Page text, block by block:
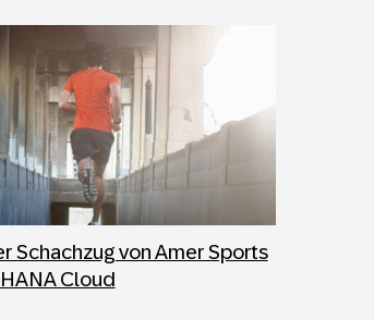
Schachzug von Amer Sports
Cloud